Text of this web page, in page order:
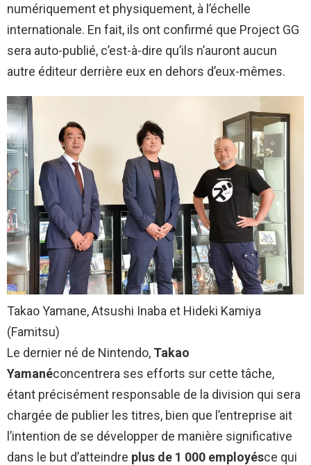
numériquement et physiquement, à l’échelle
internationale. En fait, ils ont confirmé que Project GG
sera auto-publié, c’est-à-dire qu’ils n’auront aucun
autre éditeur derrière eux en dehors d’eux-mêmes.
Takao Yamane, Atsushi Inaba et Hideki Kamiya
(Famitsu)
Le dernier né de Nintendo, Takao
Yamanéconcentrera ses efforts sur cette tâche,
étant précisément responsable de la division qui sera
chargée de publier les titres, bien que l’entreprise ait
l’intention de se développer de manière significative
dans le but d’atteindre plus de 1 000 employésce qui